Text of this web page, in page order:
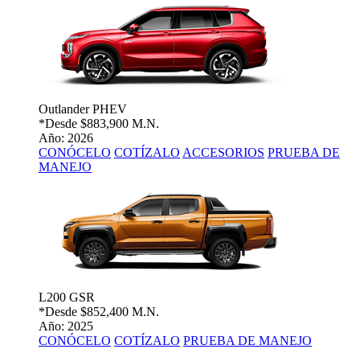
Outlander PHEV
*Desde $883,900 M.N.
Año: 2026
CONÓCELO COTÍZALO ACCESORIOS PRUEBA DE
MANEJO
L200 GSR
*Desde $852,400 M.N.
Año: 2025
CONÓCELO COTÍZALO PRUEBA DE MANEJO